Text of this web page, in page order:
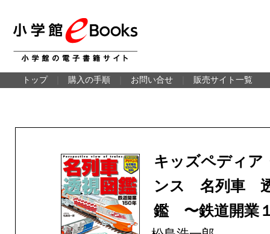
トップ 購入の手順 お問い合せ 販売サイト一覧
キッズペディア
ンス 名列車
鑑 〜鉄道開業